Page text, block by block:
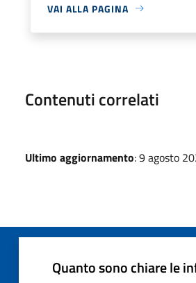
VAI ALLA PAGINA
Contenuti correlati
Ultimo aggiornamento: 9 agosto
Quanto sono chiare le